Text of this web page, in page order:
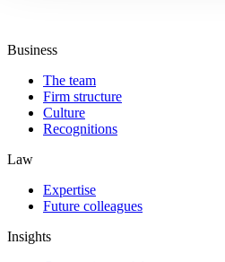
Business
The team
Firm structure
Culture
Recognitions
Law
Expertise
Future colleagues
Insights